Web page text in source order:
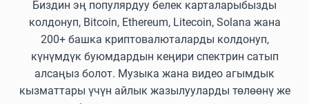
Биздин эң популярдуу белек карталарыбызды
колдонуп, Bitcoin, Ethereum, Litecoin, Solana жана
200+ башка криптовалюталарды колдонуп,
күнүмдүк буюмдардын кеңири спектрин сатып
алсаңыз болот. Музыка жана видео агымдык
кызматтары үчүн айлык жазылууларды төлөөнү же